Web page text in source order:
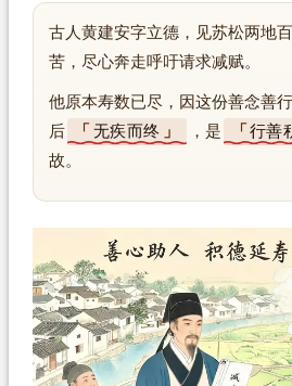
古人黄建安字立德，见苏松两地
苦，尽心奔走呼吁请求减赋。
他原本寿数已尽，因这份善念善
后
无疾而终 ，是 行善
故。